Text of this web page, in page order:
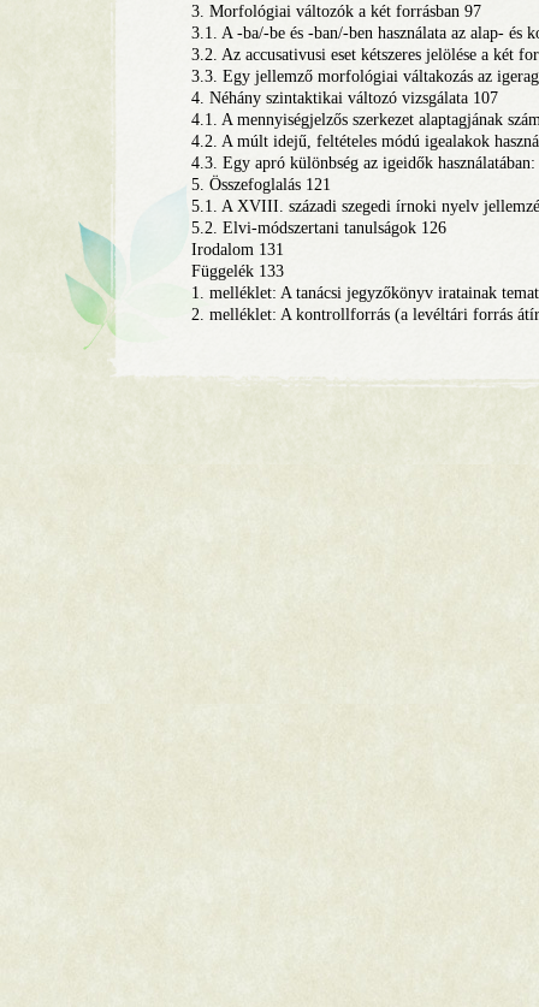
3. Morfológiai változók a két forrásban 97
3.1. A -ba/-be és -ban/-ben használata az alap- és
3.2. Az accusativusi eset kétszeres jelölése a két
3.3. Egy jellemző morfológiai váltakozás az
4. Néhány szintaktikai változó vizsgálata 107
4.1. A mennyiségjelzős szerkezet alaptagjának
4.2. A múlt idejű, feltételes módú igealakok
4.3. Egy apró különbség az igeidők
5. Összefoglalás 121
5.1. A XVIII. századi szegedi írnoki nyelv
5.2. Elvi-módszertani tanulságok 126
Irodalom 131
Függelék 133
1. melléklet: A tanácsi jegyzőkönyv iratainak
2. melléklet: A kontrollforrás (a levéltári forrás